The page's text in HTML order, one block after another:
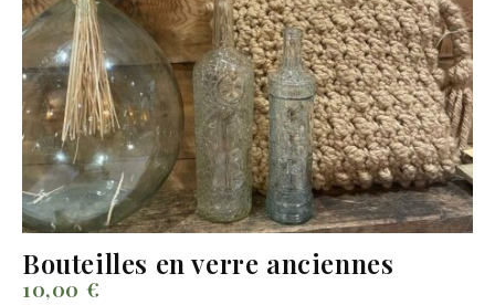
Bouteilles en verre anciennes
10,00 €